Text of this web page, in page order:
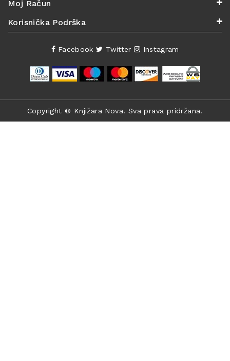
Moj Račun
Korisnička Podrška
Facebook Twitter Instagram
Copyright © Knjižara Nova. Sva prava pridržana.